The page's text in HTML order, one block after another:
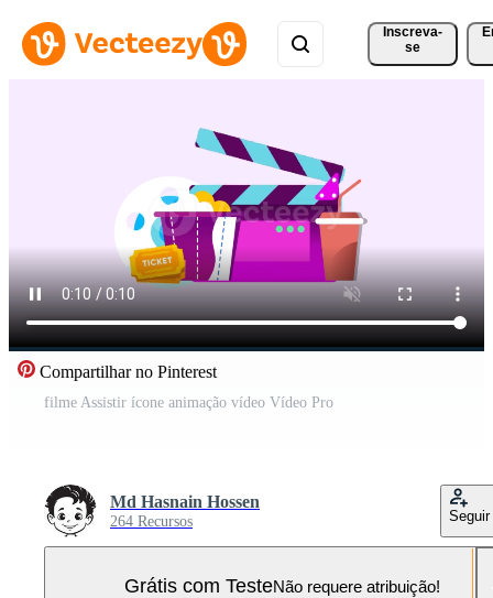
Inscreva-
se
Compartilhar no Pinterest
filme Assistir ícone animação vídeo Vídeo Pro
Md Hasnain Hossen
264 Recursos Seguir
Grátis com TesteNão requere atribuição!